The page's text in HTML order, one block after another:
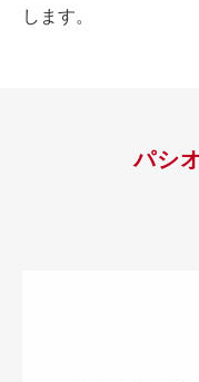
します。
パシ